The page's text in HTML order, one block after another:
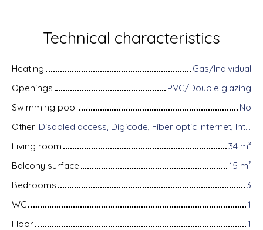
Technical characteristics
Heating
Gas/Individual
Openings
PVC/Double glazing
Swimming pool
No
Other
Disabled access, Digicode, Fiber optic Internet, Intercom, Bike storage, Motorized gate, Armored door, Videophone, Electric shutters
Living room
34 m²
Balcony surface
15 m²
Bedrooms
3
WC
1
Floor
1